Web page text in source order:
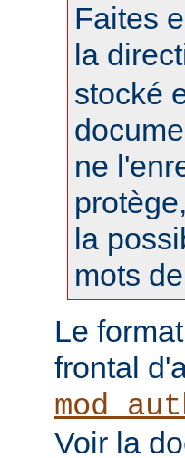
Faites
la
stocké
ne
la
mots
Le
frontal
Voir la